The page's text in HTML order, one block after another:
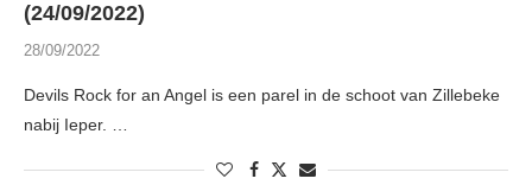
(24/09/2022)
28/09/2022
Devils Rock for an Angel is een parel in de schoot van Zillebeke
nabij Ieper. …